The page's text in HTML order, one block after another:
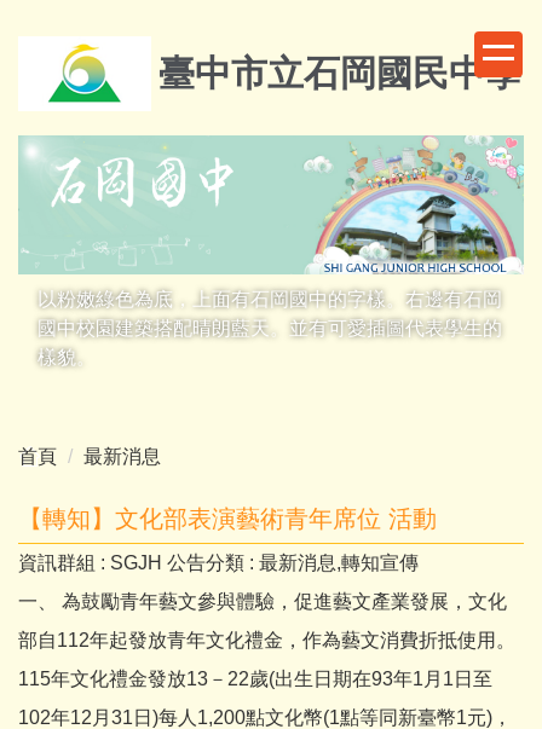
內
容
臺中市立石岡國民中學
以粉嫩綠色為底，上面有石岡國中的字樣。右邊有石岡
國中校園建築搭配晴朗藍天。並有可愛插圖代表學生的
樣貌。
首頁 最新消息
【轉知】文化部表演藝術青年席位 活動
資訊群組 : SGJH 公告分類 : 最新消息,轉知宣傳
一、 為鼓勵青年藝文參與體驗，促進藝文產業發展，文化
部自112年起發放青年文化禮金，作為藝文消費折抵使用。
115年文化禮金發放13－22歲(出生日期在93年1月1日至
102年12月31日)每人1,200點文化幣(1點等同新臺幣1元)，